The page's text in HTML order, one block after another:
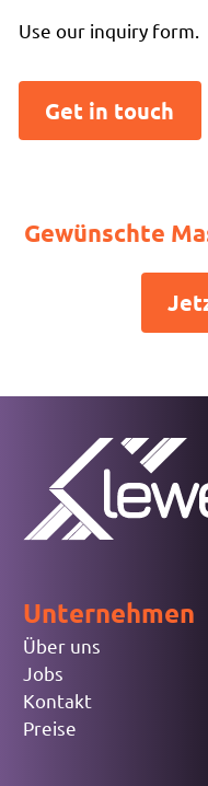
Use our inquiry form.
Get in touch
Gewünschte
Unternehmen
Über uns
Jobs
Kontakt
Preise